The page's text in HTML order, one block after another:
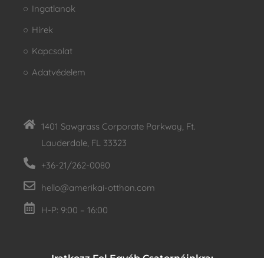
Ingatlanok
Hírek
Kapcsolat
Adatvédelem
1401 Sawgrass Corporate Parkway, Ft.
Lauderdale, FL 33323
+36-21/262-0080
hello@amerikai-otthon.com
H-P: 9:00 – 16:00